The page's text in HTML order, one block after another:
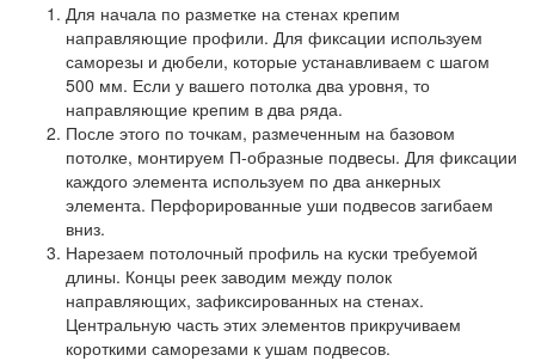
Для начала по разметке на стенах крепим
направляющие профили. Для фиксации используем
саморезы и дюбели, которые устанавливаем с шагом
500 мм. Если у вашего потолка два уровня, то
направляющие крепим в два ряда.
После этого по точкам, размеченным на базовом
потолке, монтируем П-образные подвесы. Для фиксации
каждого элемента используем по два анкерных
элемента. Перфорированные уши подвесов загибаем
вниз.
Нарезаем потолочный профиль на куски требуемой
длины. Концы реек заводим между полок
направляющих, зафиксированных на стенах.
Центральную часть этих элементов прикручиваем
короткими саморезами к ушам подвесов.